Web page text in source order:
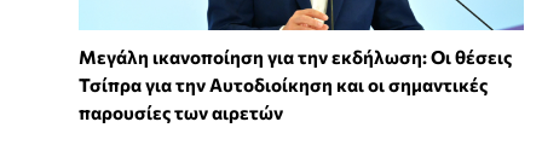
Μεγάλη ικανοποίηση για την εκδήλωση: Οι θέσεις
Τσίπρα για την Αυτοδιοίκηση και οι σημαντικές
παρουσίες των αιρετών